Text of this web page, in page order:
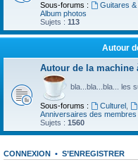
Sous-forums : Guitares &
Album photos
Sujets : 113
Autour
Autour de la machine
bla...bla...bla... les
Sous-forums : Culturel,
Anniversaires des membres
Sujets : 1560
CONNEXION • S’ENREGISTRER